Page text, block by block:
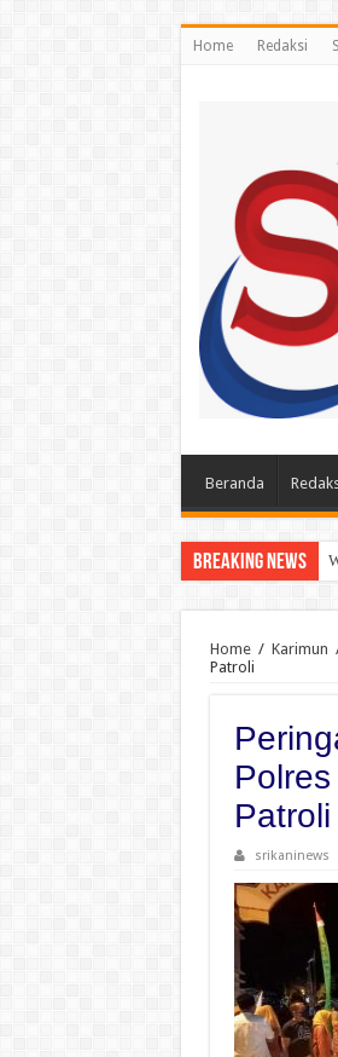
Home Redaksi
Beranda
Breaking News
Home / Karimun
Patroli
Patroli
srikaninews